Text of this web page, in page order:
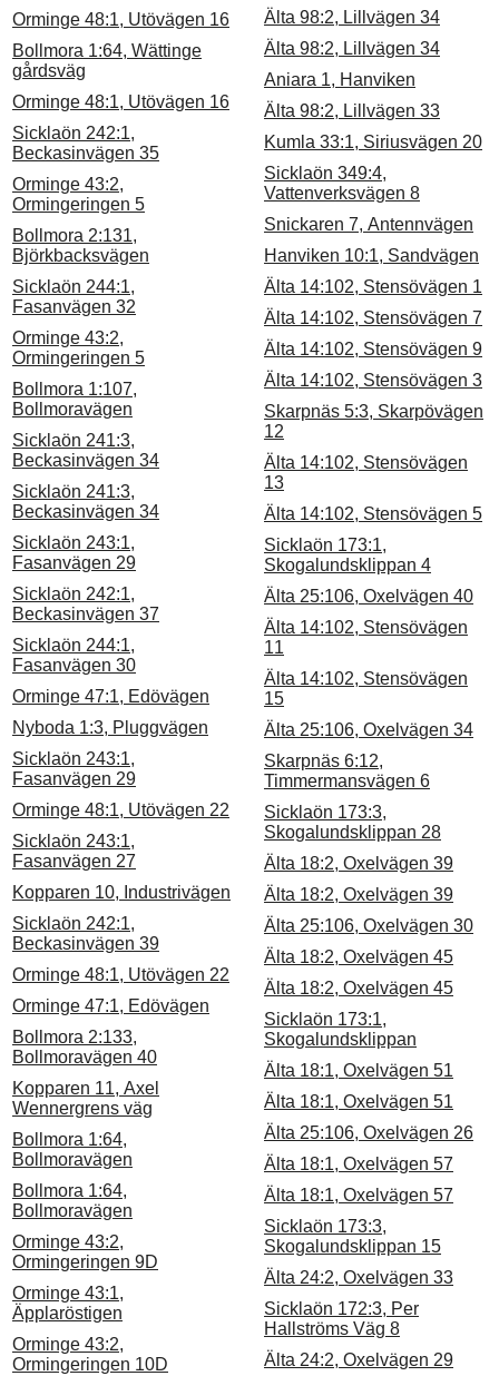
Orminge 48:1, Utövägen 16
Bollmora 1:64, Wättinge
gårdsväg
Orminge 48:1, Utövägen 16
Sicklaön 242:1,
Beckasinvägen 35
Orminge 43:2,
Ormingeringen 5
Bollmora 2:131,
Björkbacksvägen
Sicklaön 244:1,
Fasanvägen 32
Orminge 43:2,
Ormingeringen 5
Bollmora 1:107,
Bollmoravägen
Sicklaön 241:3,
Beckasinvägen 34
Sicklaön 241:3,
Beckasinvägen 34
Sicklaön 243:1,
Fasanvägen 29
Sicklaön 242:1,
Beckasinvägen 37
Sicklaön 244:1,
Fasanvägen 30
Orminge 47:1, Edövägen
Nyboda 1:3, Pluggvägen
Sicklaön 243:1,
Fasanvägen 29
Orminge 48:1, Utövägen 22
Sicklaön 243:1,
Fasanvägen 27
Kopparen 10, Industrivägen
Sicklaön 242:1,
Beckasinvägen 39
Orminge 48:1, Utövägen 22
Orminge 47:1, Edövägen
Bollmora 2:133,
Bollmoravägen 40
Kopparen 11, Axel
Wennergrens väg
Bollmora 1:64,
Bollmoravägen
Bollmora 1:64,
Bollmoravägen
Orminge 43:2,
Ormingeringen 9D
Orminge 43:1,
Äpplaröstigen
Orminge 43:2,
Ormingeringen 10D
Älta 98:2, Lillvägen 34
Älta 98:2, Lillvägen 34
Aniara 1, Hanviken
Älta 98:2, Lillvägen 33
Kumla 33:1, Siriusvägen 20
Sicklaön 349:4,
Vattenverksvägen 8
Snickaren 7, Antennvägen
Hanviken 10:1, Sandvägen
Älta 14:102, Stensövägen 1
Älta 14:102, Stensövägen 7
Älta 14:102, Stensövägen 9
Älta 14:102, Stensövägen 3
Skarpnäs 5:3, Skarpövägen
12
Älta 14:102, Stensövägen
13
Älta 14:102, Stensövägen 5
Sicklaön 173:1,
Skogalundsklippan 4
Älta 25:106, Oxelvägen 40
Älta 14:102, Stensövägen
11
Älta 14:102, Stensövägen
15
Älta 25:106, Oxelvägen 34
Skarpnäs 6:12,
Timmermansvägen 6
Sicklaön 173:3,
Skogalundsklippan 28
Älta 18:2, Oxelvägen 39
Älta 18:2, Oxelvägen 39
Älta 25:106, Oxelvägen 30
Älta 18:2, Oxelvägen 45
Älta 18:2, Oxelvägen 45
Sicklaön 173:1,
Skogalundsklippan
Älta 18:1, Oxelvägen 51
Älta 18:1, Oxelvägen 51
Älta 25:106, Oxelvägen 26
Älta 18:1, Oxelvägen 57
Älta 18:1, Oxelvägen 57
Sicklaön 173:3,
Skogalundsklippan 15
Älta 24:2, Oxelvägen 33
Sicklaön 172:3, Per
Hallströms Väg 8
Älta 24:2, Oxelvägen 29